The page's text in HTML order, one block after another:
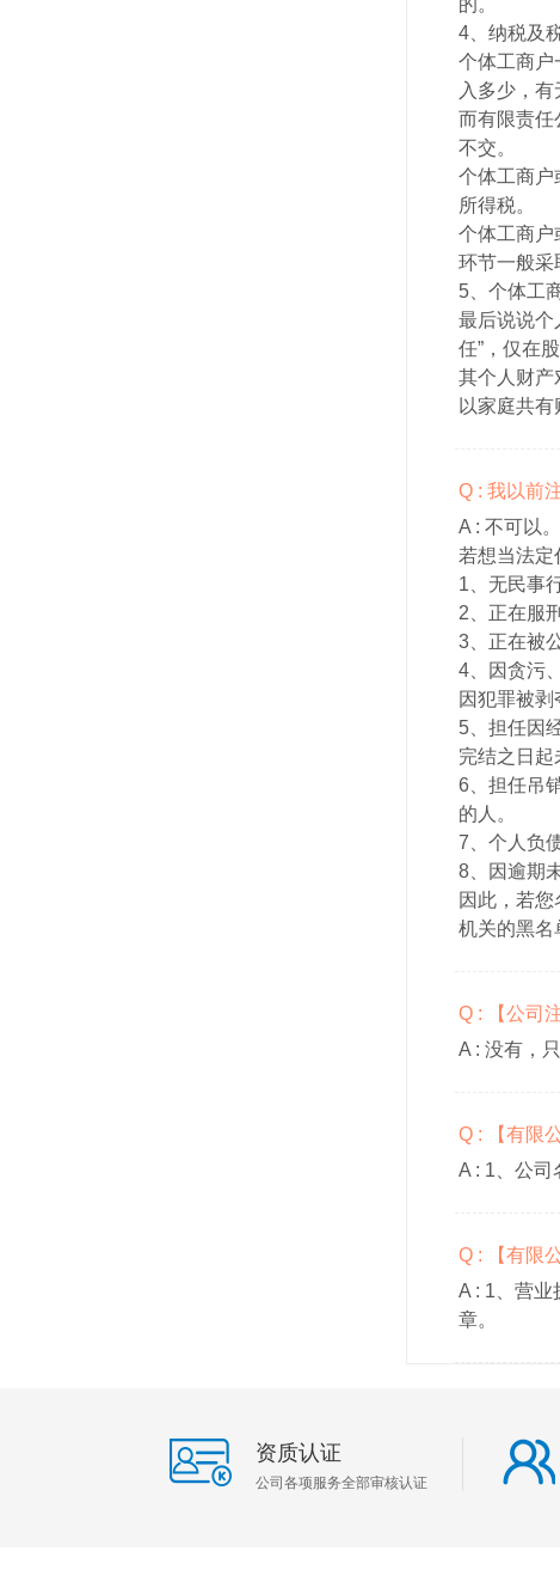
的。
4、纳税及
个体工商户
入多少，有
而有限责任
不交。
个体工商户
所得税。
个体工商户
环节一般采
5、个体工
最后说说个
任”，仅在
其个人财产
以家庭共有
Q : 我以前
A : 不可以。
若想当法定
1、无民事
2、正在服
3、正在被
4、因贪污
因犯罪被剥
5、担任因
完结之日起
6、担任吊
的人。
7、个人负
8、因逾期
因此，若
机关的黑名
Q : 【公司
A : 没有，
Q : 【有限
A : 1、公司
Q : 【有限
A : 1、营业
章。
资质认证
公司各项服务全部审核认证